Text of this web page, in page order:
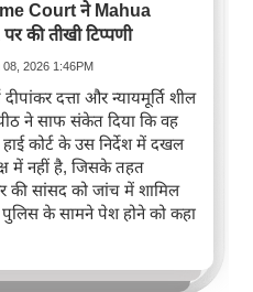
Court ने Mahua
की तीखी टिप्पणी
08, 2026 1:46PM
दीपांकर दत्ता और न्यायमूर्ति शील
ने साफ संकेत दिया कि वह
कोर्ट के उस निर्देश में दखल
में नहीं है, जिसके तहत
की सांसद को जांच में शामिल
के सामने पेश होने को कहा